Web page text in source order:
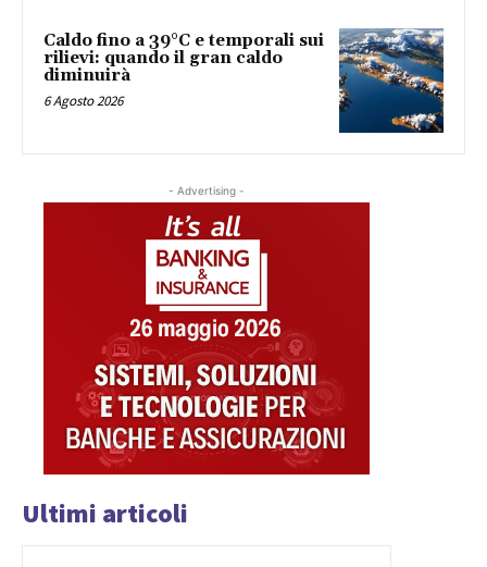
Caldo fino a 39°C e temporali sui
rilievi: quando il gran caldo
diminuirà
6 Agosto 2026
- Advertising -
Ultimi articoli